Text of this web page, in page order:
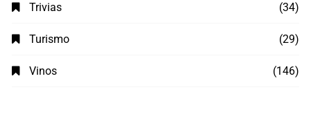
Trivias (34)
Turismo (29)
Vinos (146)